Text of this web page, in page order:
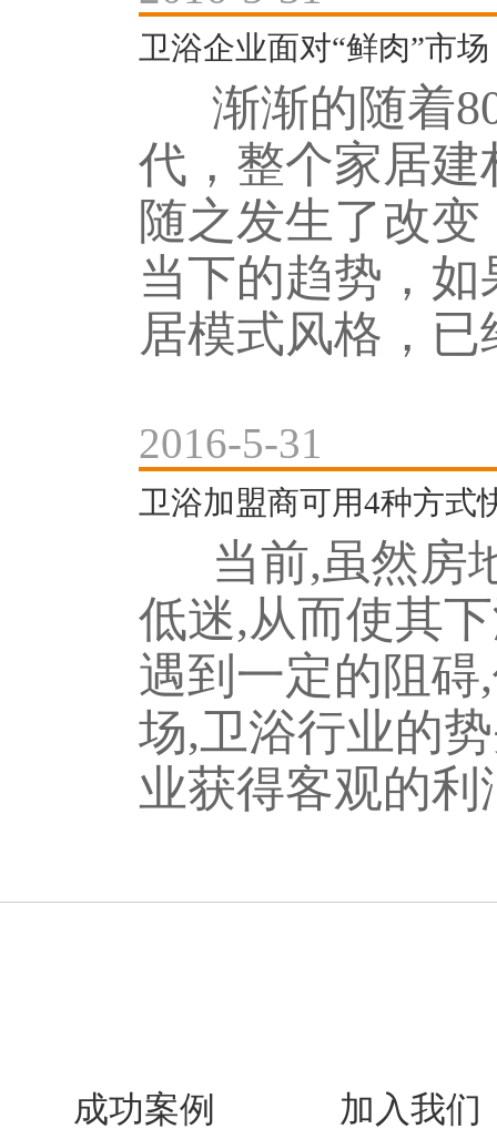
卫浴企业面对“鲜肉”市
渐渐的随着80
代，整个家居
随之发生了改
当下的趋势，
居模式风格，已
2016-5-31
卫浴加盟商可用4种方式
当前,虽然房
低迷,从而使其
遇到一定的阻
场,卫浴行业的
业获得客观的利
成功案例 加入我们